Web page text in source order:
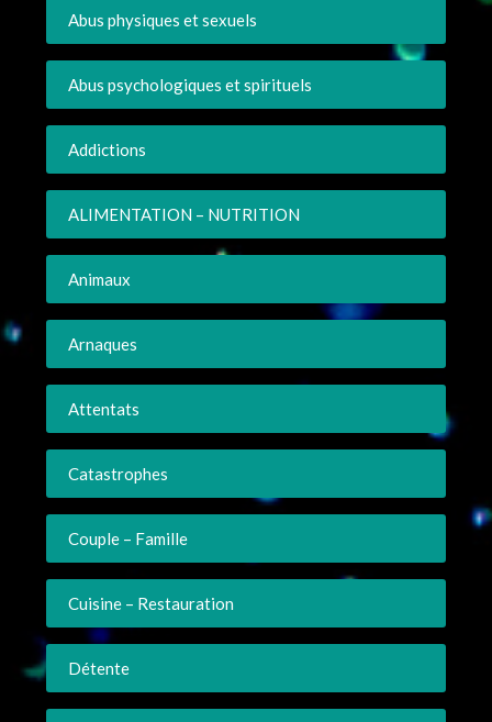
Abus physiques et sexuels
Abus psychologiques et spirituels
Addictions
ALIMENTATION – NUTRITION
Animaux
Arnaques
Attentats
Catastrophes
Couple – Famille
Cuisine – Restauration
Détente